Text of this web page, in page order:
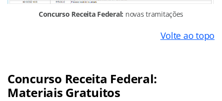
Concurso Receita Federal: novas tramitações
Volte ao topo
Concurso Receita Federal:
Materiais Gratuitos